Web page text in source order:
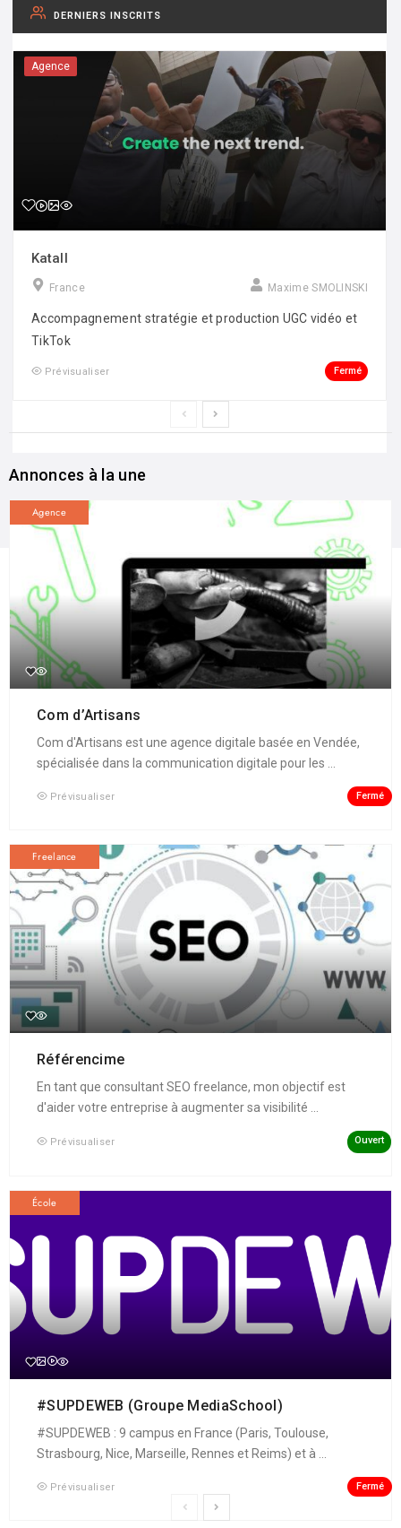
DERNIERS INSCRITS
Agence
Katall
France Maxime SMOLINSKI
Accompagnement stratégie et production UGC vidéo et
TikTok
Prévisualiser Fermé
Annonces à la une
Agence
Com d’Artisans
Com d'Artisans est une agence digitale basée en Vendée,
spécialisée dans la communication digitale pour les ...
Prévisualiser Fermé
Freelance
Référencime
En tant que consultant SEO freelance, mon objectif est
d'aider votre entreprise à augmenter sa visibilité ...
Prévisualiser Ouvert
École
#SUPDEWEB (Groupe MediaSchool)
#SUPDEWEB : 9 campus en France (Paris, Toulouse,
Strasbourg, Nice, Marseille, Rennes et Reims) et à ...
Prévisualiser Fermé